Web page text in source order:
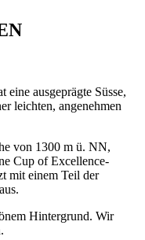
ausgeprägte Süsse,
leichten, angenehmen
von 1300 m ü. NN,
Cup of Excellence-
mit einem Teil der
Hintergrund. Wir